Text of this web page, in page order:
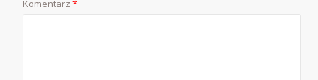
Komentarz*